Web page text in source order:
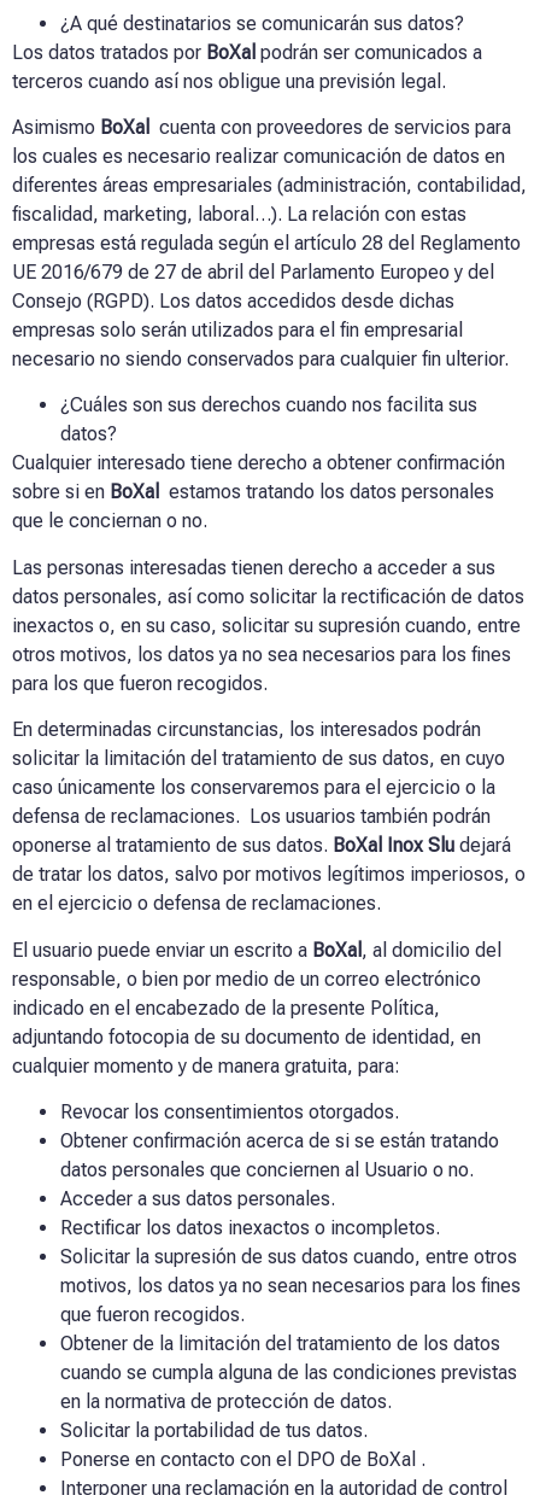
¿A qué destinatarios se comunicarán sus datos?
Los datos tratados por BoXal podrán ser comunicados a
terceros cuando así nos obligue una previsión legal.
Asimismo BoXal
cuenta con proveedores de servicios para
los cuales es necesario realizar comunicación de datos en
diferentes áreas empresariales (administración, contabilidad,
fiscalidad, marketing, laboral…). La relación con estas
empresas está regulada según el artículo 28 del Reglamento
UE 2016/679 de 27 de abril del Parlamento Europeo y del
Consejo (RGPD). Los datos accedidos desde dichas
empresas solo serán utilizados para el fin empresarial
necesario no siendo conservados para cualquier fin ulterior.
¿Cuáles son sus derechos cuando nos facilita sus
datos?
Cualquier interesado tiene derecho a obtener confirmación
sobre si en BoXal
estamos tratando los datos personales
que le conciernan o no.
Las personas interesadas tienen derecho a acceder a sus
datos personales, así como solicitar la rectificación de datos
inexactos o, en su caso, solicitar su supresión cuando, entre
otros motivos, los datos ya no sea necesarios para los fines
para los que fueron recogidos.
En determinadas circunstancias, los interesados podrán
solicitar la limitación del tratamiento de sus datos, en cuyo
caso únicamente los conservaremos para el ejercicio o la
defensa de reclamaciones. Los usuarios también podrán
oponerse al tratamiento de sus datos. BoXal Inox Slu dejará
de tratar los datos, salvo por motivos legítimos imperiosos, o
en el ejercicio o defensa de reclamaciones.
El usuario puede enviar un escrito a BoXal , al domicilio del
responsable, o bien por medio de un correo electrónico
indicado en el encabezado de la presente Política,
adjuntando fotocopia de su documento de identidad, en
cualquier momento y de manera gratuita, para:
Revocar los consentimientos otorgados.
Obtener confirmación acerca de si se están tratando
datos personales que conciernen al Usuario o no.
Acceder a sus datos personales.
Rectificar los datos inexactos o incompletos.
Solicitar la supresión de sus datos cuando, entre otros
motivos, los datos ya no sean necesarios para los fines
que fueron recogidos.
Obtener de la limitación del tratamiento de los datos
cuando se cumpla alguna de las condiciones previstas
en la normativa de protección de datos.
Solicitar la portabilidad de tus datos.
Ponerse en contacto con el DPO de BoXal .
Interponer una reclamación en la autoridad de control